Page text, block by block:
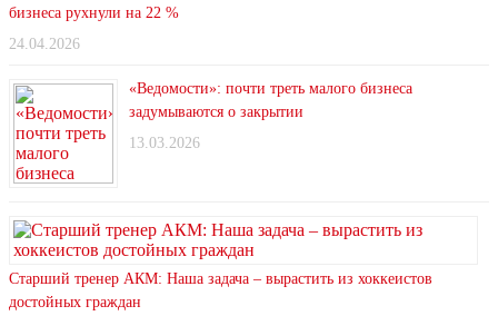
бизнеса рухнули на 22 %
24.04.2026
«Ведомости»: почти треть малого бизнеса
задумываются о закрытии
13.03.2026
Старший тренер АКМ: Наша задача – вырастить из хоккеистов
достойных граждан